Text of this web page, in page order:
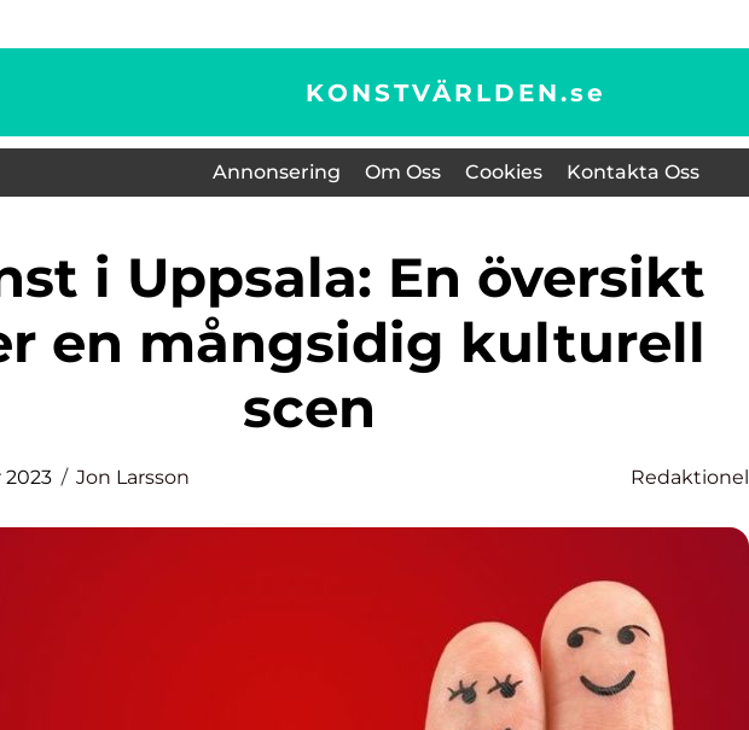
KONSTVÄRLDEN.se
Annonsering Om Oss Cookies Kontakta Oss
en mångsidig kulturell
scen
Jon Larsson Redaktionel